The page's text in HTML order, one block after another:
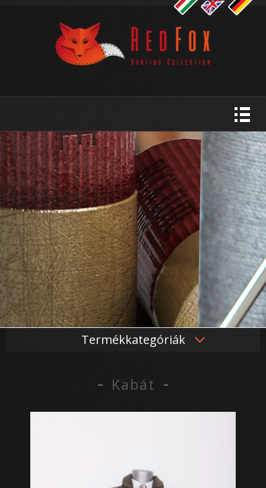
Termékkategóriák
Kabát